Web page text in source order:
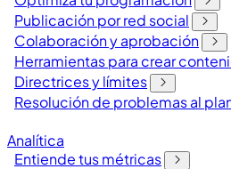
Publicación por red social
Colaboración y aprobación
Herramientas para crear
Directrices y límites
Resolución de problemas al
Analítica
Entiende tus métricas